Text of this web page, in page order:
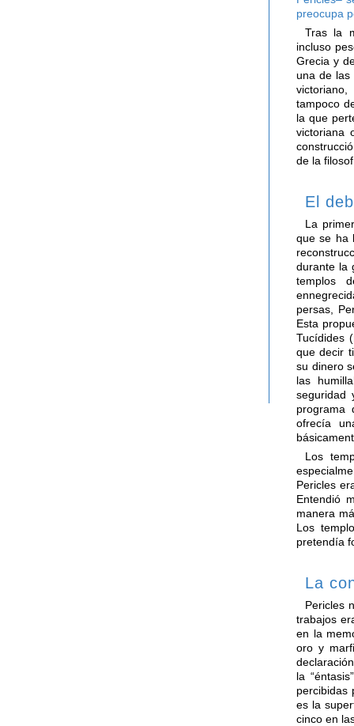
preocupa
Tras la
incluso
Grecia y
una de las
tampoco
la que
victoriana
de la
El
La
que se ha
durante la
templos
persas,
Esta
Tucídides
que decir
su dinero
las
seguridad
programa
ofrecía
Los
Pericles
Entendió
manera
Los
pretendía
La
Pericles
trabajos
en la
oro y
la
percibidas
es la
cinco en